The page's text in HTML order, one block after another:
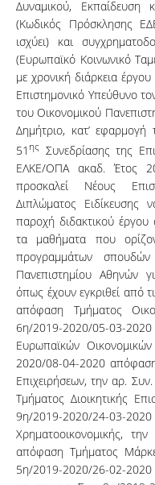
Δυναμικού,
(Κωδικός Πρόσκλησης
ισχύει) και
(Ευρωπαϊκό Κοινωνικό
με χρονική διάρκεια
Επιστημονικό Υπεύθυνο
του Οικονομικού
Δημήτριο, κατ’
51 ης Συνεδρίασης της
ΕΛΚΕ/ΟΠΑ ακαδ. Έτος
προσκαλεί Νέους
Διπλώματος Ειδίκευσης
παροχή διδακτικού
τα μαθήματα που
προγραμμάτων
Πανεπιστημίου Αθηνών
όπως έχουν εγκριθεί από
απόφαση Τμήματος
6η/2019-2020/05-03-
Ευρωπαϊκών
2020/08-04-2020
Επιχειρήσεων, την αρ.
Τμήματος Διοικητικής
9η/2019-2020/24-03-
Χρηματοοικονομικής,
απόφαση Τμήματος
5η/2019-2020/26-02-